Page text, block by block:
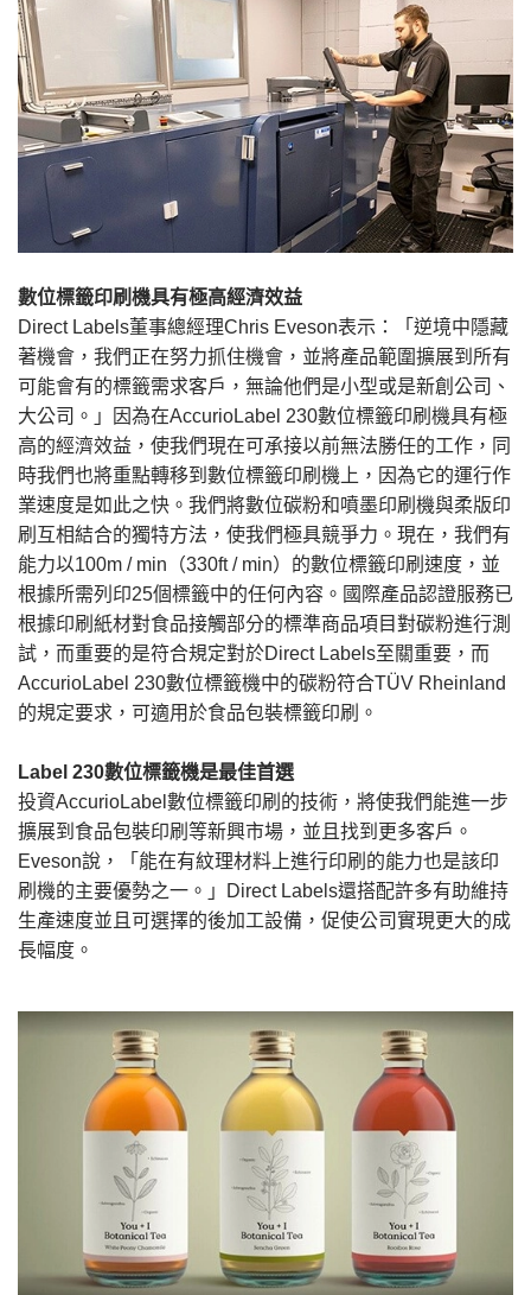
數位標籤印刷機具有極高經濟效益
Direct Labels董事總經理Chris Eveson表示：「逆境中隱藏
著機會，我們正在努力抓住機會，並將產品範圍擴展到所有
可能會有的標籤需求客戶，無論他們是小型或是新創公司、
大公司。」因為在AccurioLabel 230數位標籤印刷機具有極
高的經濟效益，使我們現在可承接以前無法勝任的工作，同
時我們也將重點轉移到數位標籤印刷機上，因為它的運行作
業速度是如此之快。我們將數位碳粉和噴墨印刷機與柔版印
刷互相結合的獨特方法，使我們極具競爭力。現在，我們有
能力以100m / min（330ft / min）的數位標籤印刷速度，並
根據所需列印25個標籤中的任何內容。國際產品認證服務已
根據印刷紙材對食品接觸部分的標準商品項目對碳粉進行測
試，而重要的是符合規定對於Direct Labels至關重要，而
AccurioLabel 230數位標籤機中的碳粉符合TÜV Rheinland
的規定要求，可適用於食品包裝標籤印刷。
Label 230數位標籤機是最佳首選
投資AccurioLabel數位標籤印刷的技術，將使我們能進一步
擴展到食品包裝印刷等新興市場，並且找到更多客戶。
Eveson說，「能在有紋理材料上進行印刷的能力也是該印
刷機的主要優勢之一。」Direct Labels還搭配許多有助維持
生產速度並且可選擇的後加工設備，促使公司實現更大的成
長幅度。